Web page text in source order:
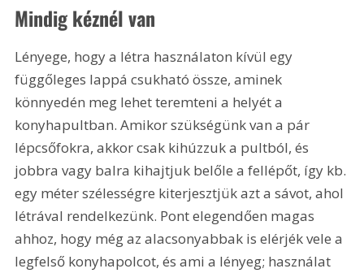
Mindig kéznél van
Lényege, hogy a létra használaton kívül egy
függőleges lappá csukható össze, aminek
könnyedén meg lehet teremteni a helyét a
konyhapultban. Amikor szükségünk van a pár
lépcsőfokra, akkor csak kihúzzuk a pultból, és
jobbra vagy balra kihajtjuk belőle a fellépőt, így kb.
egy méter szélességre kiterjesztjük azt a sávot, ahol
létrával rendelkezünk. Pont elegendően magas
ahhoz, hogy még az alacsonyabbak is elérjék vele a
legfelső konyhapolcot, és ami a lényeg; használat